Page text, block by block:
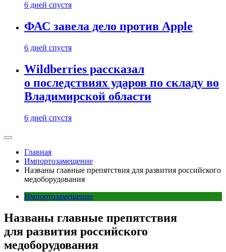
6 дней спустя
ФАС завела дело против Apple
6 дней спустя
Wildberries рассказал
о последствиях ударов по складу во
Владимирской области
6 дней спустя
Главная
Импортозамещение
Названы главные препятствия для развития российского
медоборудования
Импортозамещение
Названы главные препятствия
для развития российского
медоборудования